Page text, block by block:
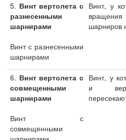
5. Винт вертолета с
разнесенными
шарнирами
Винт с разнесенными
шарнирами
Винт, у
шарниров
6. Винт вертолета с
совмещенными
шарнирами
Винт с
совмещенными
Винт, у
и